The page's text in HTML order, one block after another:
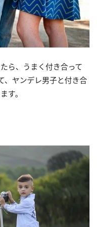
ら、うまく付き合って
、ヤンデレ男子と付き合
す。